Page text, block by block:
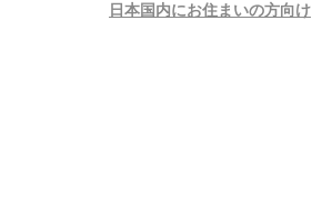
日本国内にお住まいの方向け